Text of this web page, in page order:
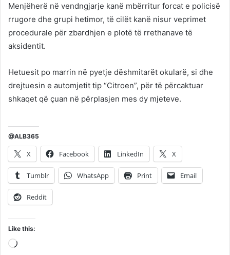
Menjëherë në vendngjarje kanë mbërritur forcat e policisë
rrugore dhe grupi hetimor, të cilët kanë nisur veprimet
procedurale për zbardhjen e plotë të rrethanave të
aksidentit.
Hetuesit po marrin në pyetje dëshmitarët okularë, si dhe
drejtuesin e automjetit tip “Citroen”, për të përcaktuar
shkaqet që çuan në përplasjen mes dy mjeteve.
@ALB365
X Facebook LinkedIn X
Tumblr WhatsApp Print Email
Reddit
Like this:
Loading…